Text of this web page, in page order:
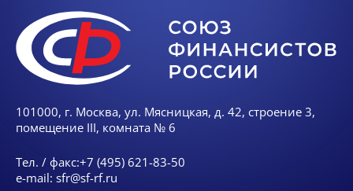
101000, г. Москва, ул. Мясницкая, д. 42, строение 3,
помещение III, комната № 6
Тел. / факс:+7 (495) 621-83-50
e-mail: sfr@sf-rf.ru